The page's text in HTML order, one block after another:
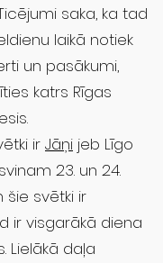
saka, ka tad
laikā notiek
un pasākumi,
katrs Rīgas
ir Jāņi jeb Līgo
23. un 24.
šie svētki ir
ir visgarākā diena
Lielākā daļa